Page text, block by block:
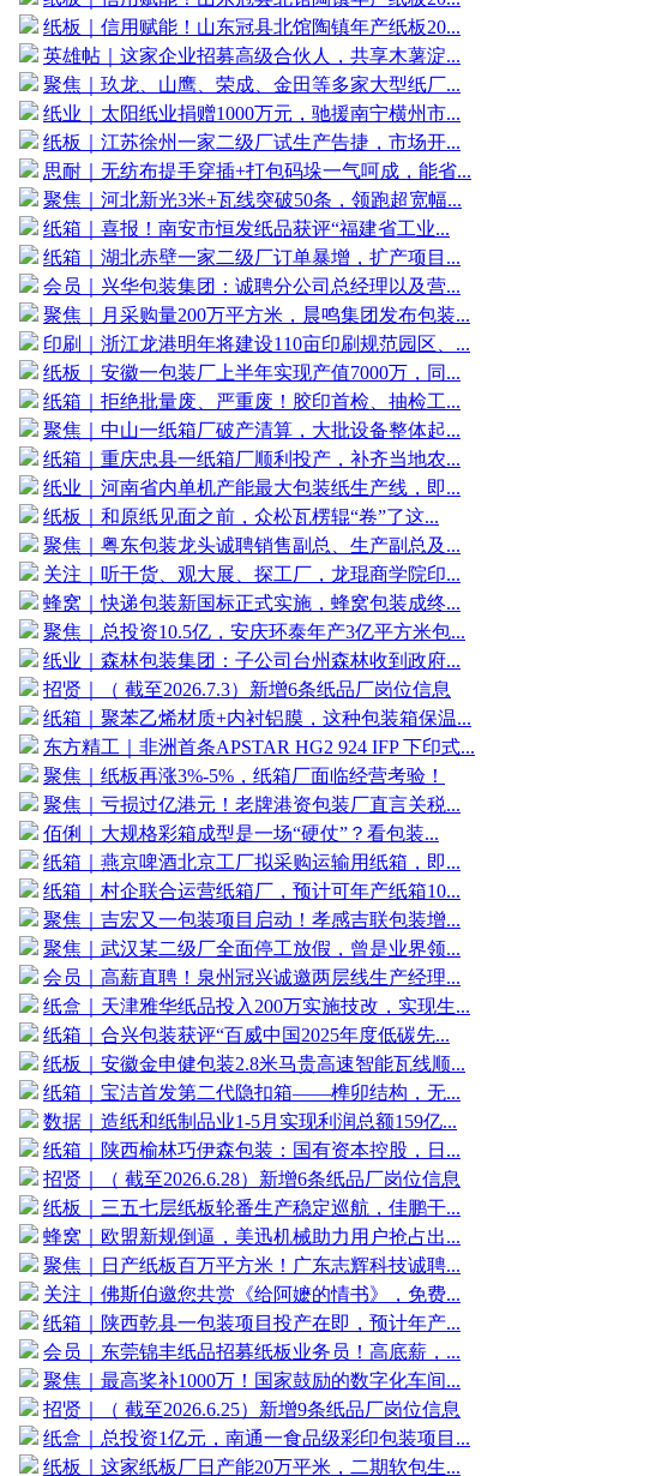
纸板｜信用赋能！山东冠县北馆陶镇年产纸板20...
英雄帖｜这家企业招募高级合伙人，共享木薯淀...
聚焦｜玖龙、山鹰、荣成、金田等多家大型纸厂...
纸业｜太阳纸业捐赠1000万元，驰援南宁横州市...
纸板｜江苏徐州一家二级厂试生产告捷，市场开...
思耐｜无纺布提手穿插+打包码垛一气呵成，能省...
聚焦｜河北新光3米+瓦线突破50条，领跑超宽幅...
纸箱｜喜报！南安市恒发纸品获评“福建省工业...
纸箱｜湖北赤壁一家二级厂订单暴增，扩产项目...
会员｜兴华包装集团：诚聘分公司总经理以及营...
聚焦｜月采购量200万平方米，晨鸣集团发布包装...
印刷｜浙江龙港明年将建设110亩印刷规范园区、...
纸板｜安徽一包装厂上半年实现产值7000万，同...
纸箱｜拒绝批量废、严重废！胶印首检、抽检工...
聚焦｜中山一纸箱厂破产清算，大批设备整体起...
纸箱｜重庆忠县一纸箱厂顺利投产，补齐当地农...
纸业｜河南省内单机产能最大包装纸生产线，即...
纸板｜和原纸见面之前，众松瓦楞辊“卷”了这...
聚焦｜粤东包装龙头诚聘销售副总、生产副总及...
关注｜听干货、观大展、探工厂，龙琨商学院印...
蜂窝｜快递包装新国标正式实施，蜂窝包装成终...
聚焦｜总投资10.5亿，安庆环泰年产3亿平方米包...
纸业｜森林包装集团：子公司台州森林收到政府...
招贤｜（ 截至2026.7.3）新增6条纸品厂岗位信息
纸箱｜聚苯乙烯材质+内衬铝膜，这种包装箱保温...
东方精工｜非洲首条APSTAR HG2 924 IFP 下印式...
聚焦｜纸板再涨3%-5%，纸箱厂面临经营考验！
聚焦｜亏损过亿港元！老牌港资包装厂直言关税...
佰俐｜大规格彩箱成型是一场“硬仗”？看包装...
纸箱｜燕京啤酒北京工厂拟采购运输用纸箱，即...
纸箱｜村企联合运营纸箱厂，预计可年产纸箱10...
聚焦｜吉宏又一包装项目启动！孝感吉联包装增...
聚焦｜武汉某二级厂全面停工放假，曾是业界领...
会员｜高薪直聘！泉州冠兴诚邀两层线生产经理...
纸盒｜天津雅华纸品投入200万实施技改，实现生...
纸箱｜合兴包装获评“百威中国2025年度低碳先...
纸板｜安徽金申健包装2.8米马贵高速智能瓦线顺...
纸箱｜宝洁首发第二代隐扣箱——榫卯结构，无...
数据｜造纸和纸制品业1-5月实现利润总额159亿...
纸箱｜陕西榆林巧伊森包装：国有资本控股，日...
招贤｜（ 截至2026.6.28）新增6条纸品厂岗位信息
纸板｜三五七层纸板轮番生产稳定巡航，佳鹏干...
蜂窝｜欧盟新规倒逼，美迅机械助力用户抢占出...
聚焦｜日产纸板百万平方米！广东志辉科技诚聘...
关注｜佛斯伯邀您共赏《给阿嬷的情书》，免费...
纸箱｜陕西乾县一包装项目投产在即，预计年产...
会员｜东莞锦丰纸品招募纸板业务员！高底薪，...
聚焦｜最高奖补1000万！国家鼓励的数字化车间...
招贤｜（ 截至2026.6.25）新增9条纸品厂岗位信息
纸盒｜总投资1亿元，南通一食品级彩印包装项目...
纸板｜这家纸板厂日产能20万平米，二期软包生...